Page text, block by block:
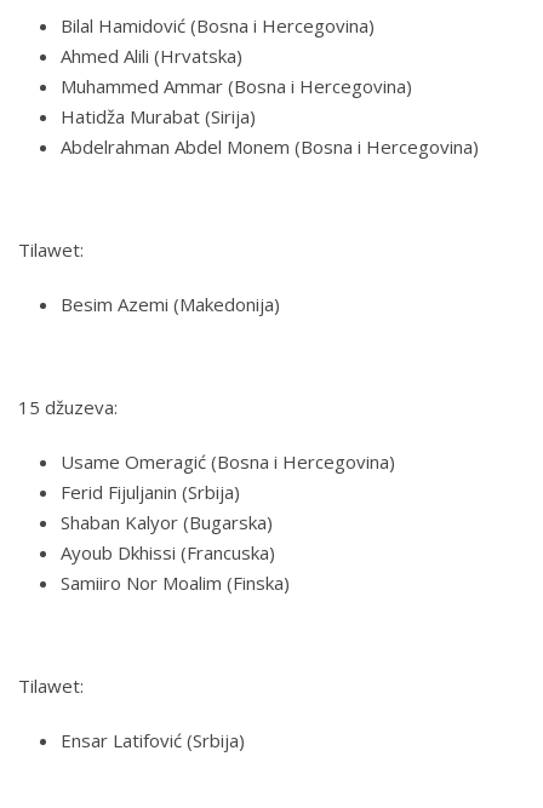
Bilal Hamidović (Bosna i Hercegovina)
Ahmed Alili (Hrvatska)
Muhammed Ammar (Bosna i Hercegovina)
Hatidža Murabat (Sirija)
Abdelrahman Abdel Monem (Bosna i Hercegovina)
Tilawet:
Besim Azemi (Makedonija)
15 džuzeva:
Usame Omeragić (Bosna i Hercegovina)
Ferid Fijuljanin (Srbija)
Shaban Kalyor (Bugarska)
Ayoub Dkhissi (Francuska)
Samiiro Nor Moalim (Finska)
Tilawet:
Ensar Latifović (Srbija)